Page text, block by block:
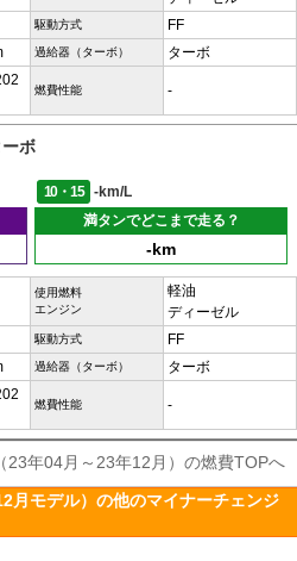
駆動方式 FF
過給器（ターボ） ターボ
燃費性能 -
ボ
10・15
-km/L
満タンでどこまで走る？
-km
使用燃料
エンジン
軽油
ディーゼル
駆動方式 FF
過給器（ターボ） ターボ
燃費性能 -
23年04月～23年12月）の燃費TOPへ
月モデル）の他のマイナーチェンジ